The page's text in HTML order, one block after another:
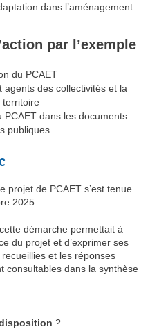
dans l’aménagement
par l’exemple
du PCAET
agents des collectivités et la
territoire
PCAET dans les documents
publiques
projet de PCAET s’est tenue
2025.
démarche permettait à
du projet et d’exprimer ses
et les réponses
consultables dans la synthèse
?